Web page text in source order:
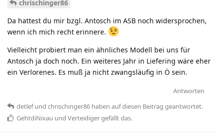
chrischinger86
Da hattest du mir bzgl. Antosch im ASB noch widersprochen,
wenn ich mich recht erinnere.
Vielleicht probiert man ein ähnliches Modell bei uns für
Antosch ja doch noch. Ein weiteres Jahr in Liefering wäre eher
ein Verlorenes. Es muß ja nicht zwangsläufig in Ö sein.
Antworten
detlefund chrischinger86 haben auf diesen Beitrag geantwortet.
GehtdiNixau und Verteidigergefällt das.